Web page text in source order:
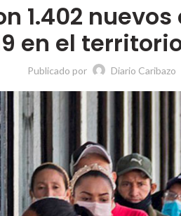
1.402
en el
Publicado por Diario Caribazo